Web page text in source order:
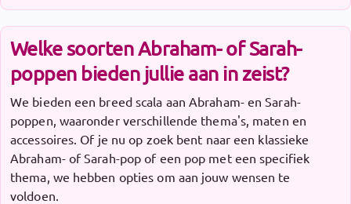
Welke soorten Abraham- of Sarah-
poppen bieden jullie aan in zeist?
We bieden een breed scala aan Abraham- en Sarah-
poppen, waaronder verschillende thema's, maten en
accessoires. Of je nu op zoek bent naar een klassieke
Abraham- of Sarah-pop of een pop met een specifiek
thema, we hebben opties om aan jouw wensen te
voldoen.